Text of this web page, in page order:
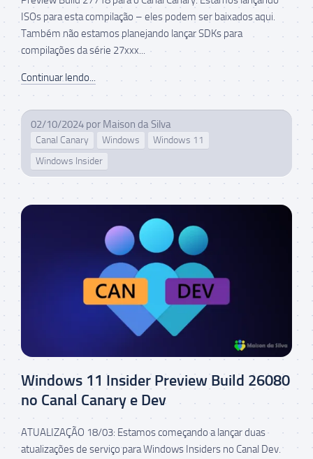
ISOs para esta compilação – eles podem ser baixados aqui.
Também não estamos planejando lançar SDKs para
compilações da série 27xxx...
Continuar lendo...
02/10/2024 por Maison da Silva
Canal Canary Windows
Windows 11
Windows Insider
Windows 11 Insider Preview Build 26080
no Canal Canary e Dev
ATUALIZAÇÃO 18/03: Estamos começando a lançar duas
atualizações de serviço para Windows Insiders no Canal Dev.